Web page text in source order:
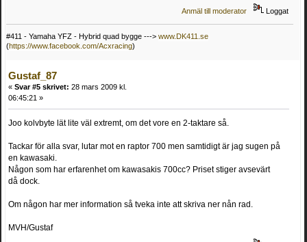
Anmäl till moderator Loggat
#411 - Yamaha YFZ - Hybrid quad bygge ---> www.DK411.se
(https://www.facebook.com/Acxracing)
Gustaf_87
« Svar #5 skrivet: 28 mars 2009 kl.
06:45:21 »
Joo kolvbyte lät lite väl extremt, om det vore en 2-taktare så.
Tackar för alla svar, lutar mot en raptor 700 men samtidigt är jag sugen på
en kawasaki.
Någon som har erfarenhet om kawasakis 700cc? Priset stiger avsevärt
då dock.
Om någon har mer information så tveka inte att skriva ner nån rad.
MVH/Gustaf